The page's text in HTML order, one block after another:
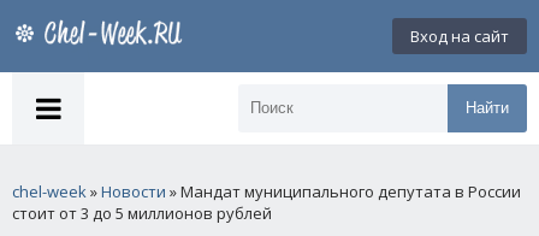
Вход на сайт
Найти
chel-week»Новости » Мандат муниципального депутата в России
стоит от 3 до 5 миллионов рублей